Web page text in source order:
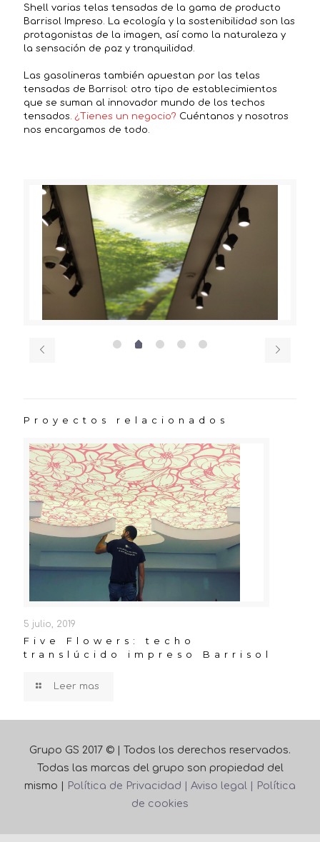
Shell varias telas tensadas de la gama de producto
Barrisol Impreso. La ecología y la sostenibilidad son las
protagonistas de la imagen, así como la naturaleza y
la sensación de paz y tranquilidad.
Las gasolineras también apuestan por las telas
tensadas de Barrisol: otro tipo de establecimientos
que se suman al innovador mundo de los techos
tensados. ¿Tienes un negocio? Cuéntanos y nosotros
nos encargamos de todo.
Proyectos relacionados
5 julio, 2019
Five Flowers: techo
translúcido impreso Barrisol
Leer mas
Grupo GS 2017 © | Todos los derechos reservados.
Todas las marcas del grupo son propiedad del
mismo |
Política de Privacidad | Aviso legal |
Política
de cookies